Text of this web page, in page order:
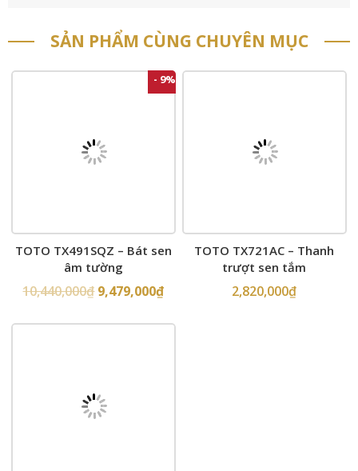
SẢN PHẨM CÙNG CHUYÊN MỤC
- 9%
TOTO TX491SQZ – Bát sen
âm tường
10,440,000₫ 9,479,000₫
TOTO TX721AC – Thanh
trượt sen tắm
2,820,000₫